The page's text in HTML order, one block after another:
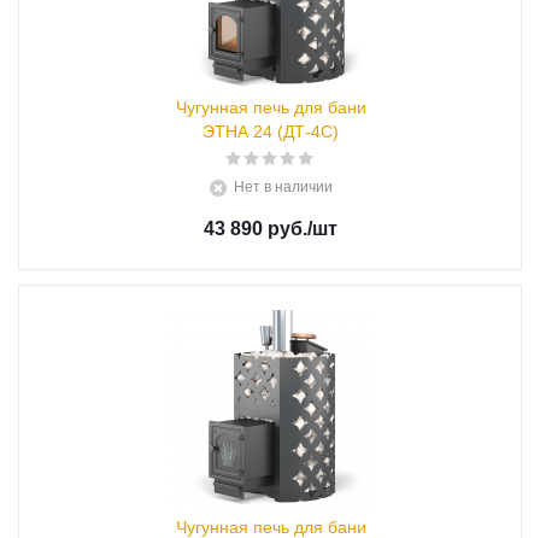
Чугунная печь для бани
ЭТНА 24 (ДТ-4С)
Нет в наличии
43 890 руб./шт
Чугунная печь для бани